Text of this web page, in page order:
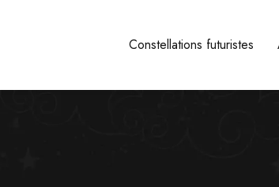
Constellations futuristes